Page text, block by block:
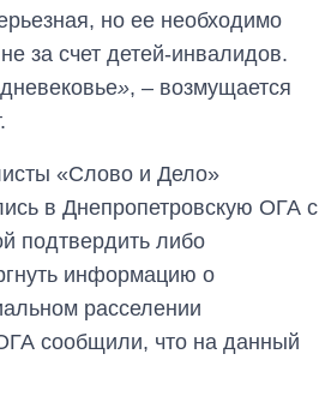
но ее необходимо
за счет детей-инвалидов.
», – возмущается
«Слово и Дело»
в Днепропетровскую ОГА с
подтвердить либо
информацию о
расселении
сообщили, что на данный